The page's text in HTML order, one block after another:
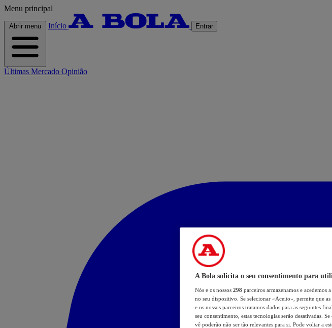
Menu principal
Abrir menu Início Entrar
Últimas Mercado Opinião
A Bola solicita o seu consentimento para
Nós e os nossos 298 parceiros armazenamos e acedemos
no seu dispositivo. Se selecionar «Aceito», permite que
e os nossos parceiros tratamos dados para as seguintes
seu consentimento, estas tecnologias serão desativadas.
vê poderão não ser tão relevantes para si. Pode voltar a